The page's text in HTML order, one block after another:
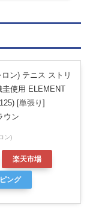
ン) テニス ストリ
圭使用 ELEMENT
[単張り]
ウン
ン)
楽天市場
ング